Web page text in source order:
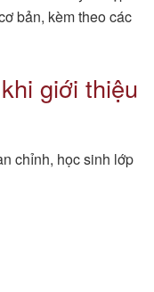
bản, kèm theo các
giới thiệu
chỉnh, học sinh lớp